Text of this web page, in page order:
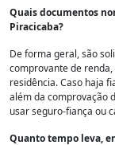
Quais documentos
Piracicaba?
De forma geral, são
comprovante de
residência. Caso haja
além da comprovação
usar seguro-fiança ou
Quanto tempo leva,